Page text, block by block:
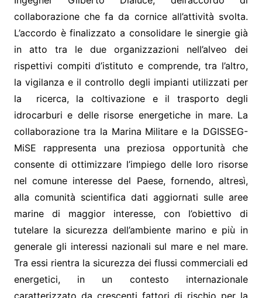
collaborazione che fa da cornice all’attività svolta.
L’accordo è finalizzato a consolidare le sinergie già
in atto tra le due organizzazioni nell’alveo dei
rispettivi compiti d’istituto e comprende, tra l’altro,
la vigilanza e il controllo degli impianti utilizzati per
la ricerca, la coltivazione e il trasporto degli
idrocarburi e delle risorse energetiche in mare. La
collaborazione tra la Marina Militare e la DGISSEG-
MiSE rappresenta una preziosa opportunità che
consente di ottimizzare l’impiego delle loro risorse
nel comune interesse del Paese, fornendo, altresì,
alla comunità scientifica dati aggiornati sulle aree
marine di maggior interesse, con l’obiettivo di
tutelare la sicurezza dell’ambiente marino e più in
generale gli interessi nazionali sul mare e nel mare.
Tra essi rientra la sicurezza dei flussi commerciali ed
energetici, in un contesto internazionale
caratterizzato da crescenti fattori di rischio per la